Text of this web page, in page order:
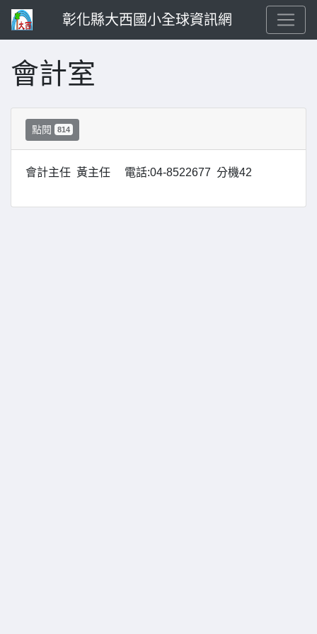
彰化縣大西國小全球資訊網
會計室
點閱 814
會計主任 黃主任 電話:04-8522677 分機42